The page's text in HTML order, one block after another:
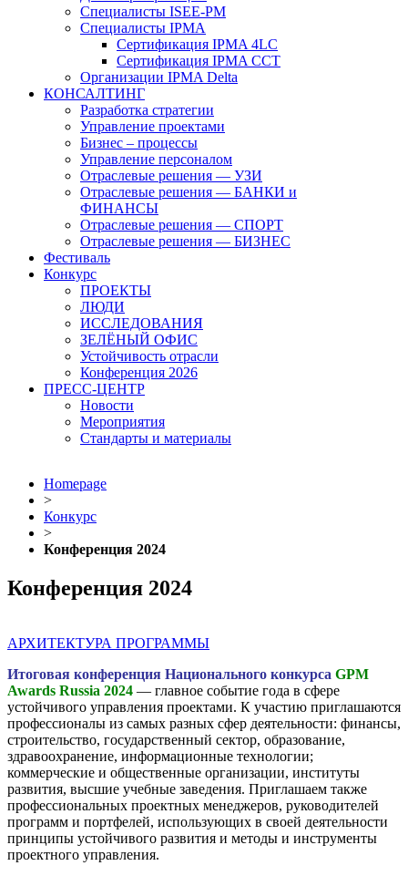
Специалисты ISEE-PM
Специалисты IPMA
Сертификация IPMA 4LC
Сертификация IPMA CCT
Организации IPMA Delta
КОНСАЛТИНГ
Разработка стратегии
Управление проектами
Бизнес – процессы
Управление персоналом
Отраслевые решения — УЗИ
Отраслевые решения — БАНКИ и
ФИНАНСЫ
Отраслевые решения — СПОРТ
Отраслевые решения — БИЗНЕС
Фестиваль
Конкурс
ПРОЕКТЫ
ЛЮДИ
ИССЛЕДОВАНИЯ
ЗЕЛЁНЫЙ ОФИС
Устойчивость отрасли
Конференция 2026
ПРЕСС-ЦЕНТР
Новости
Мероприятия
Стандарты и материалы
Homepage
>
Конкурс
>
Конференция 2024
Конференция 2024
АРХИТЕКТУРА ПРОГРАММЫ
Итоговая конференция Национального конкурса GPM
Awards Russia 2024 — главное событие года в сфере
устойчивого управления проектами. К участию приглашаются
профессионалы из самых разных сфер деятельности: финансы,
строительство, государственный сектор, образование,
здравоохранение, информационные технологии;
коммерческие и общественные организации, институты
развития, высшие учебные заведения. Приглашаем также
профессиональных проектных менеджеров, руководителей
программ и портфелей, использующих в своей деятельности
принципы устойчивого развития и методы и инструменты
проектного управления.